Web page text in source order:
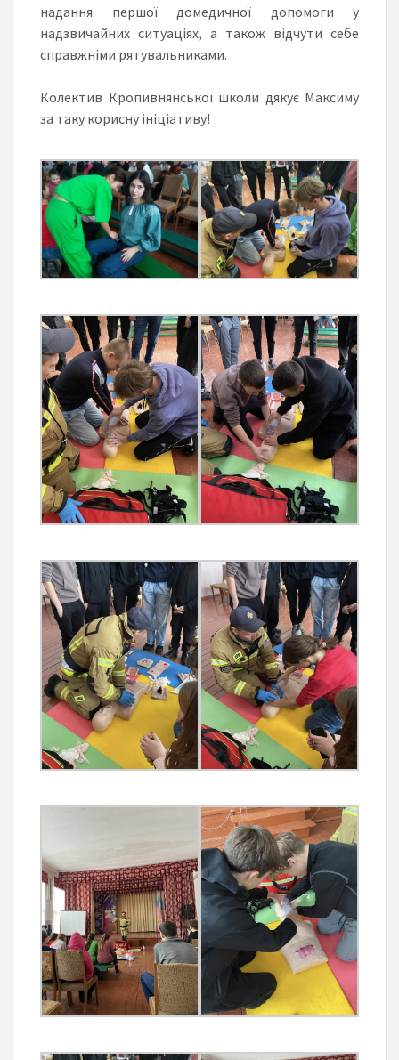
надання першої домедичної допомоги у
надзвичайних ситуаціях, а також відчути себе
справжніми рятувальниками.
Колектив Кропивнянської школи дякує Максиму
за таку корисну ініціативу!